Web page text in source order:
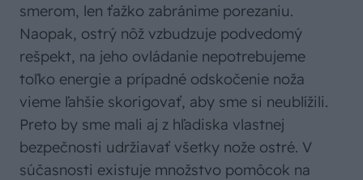
smerom, len ťažko zabránime porezaniu.
Naopak, ostrý nôž vzbudzuje podvedomý
rešpekt, na jeho ovládanie nepotrebujeme
toľko energie a prípadné odskočenie noža
vieme ľahšie skorigovať, aby sme si neublížili.
Preto by sme mali aj z hľadiska vlastnej
bezpečnosti udržiavať všetky nože ostré. V
súčasnosti existuje množstvo pomôcok na